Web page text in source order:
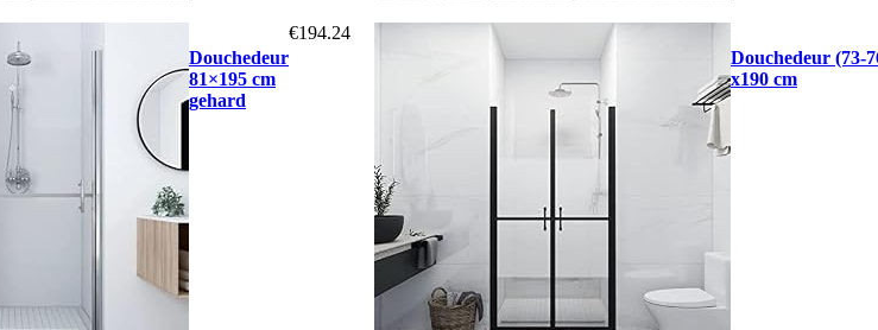
Douchedeur
81×195 cm
gehard
€194.24
Douchedeur (73-
x190 cm